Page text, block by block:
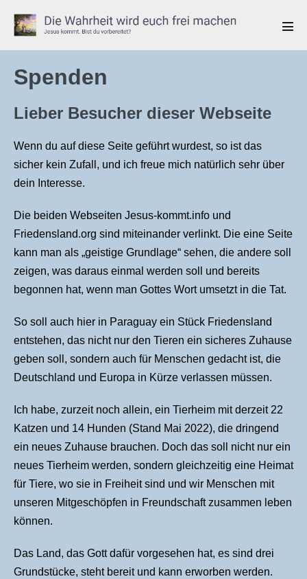
Inhalt
Spenden
Lieber Besucher dieser Webseite
Wenn du auf diese Seite geführt wurdest, so ist das
sicher kein Zufall, und ich freue mich natürlich sehr über
dein Interesse.
Die beiden Webseiten Jesus-kommt.info und
Friedensland.org sind miteinander verlinkt. Die eine Seite
kann man als „geistige Grundlage“ sehen, die andere soll
zeigen, was daraus einmal werden soll und bereits
begonnen hat, wenn man Gottes Wort umsetzt in die Tat.
So soll auch hier in Paraguay ein Stück Friedensland
entstehen, das nicht nur den Tieren ein sicheres Zuhause
geben soll, sondern auch für Menschen gedacht ist, die
Deutschland und Europa in Kürze verlassen müssen.
Ich habe, zurzeit noch allein, ein Tierheim mit derzeit 22
Katzen und 14 Hunden (Stand Mai 2022), die dringend
ein neues Zuhause brauchen. Doch das soll nicht nur ein
neues Tierheim werden, sondern gleichzeitig eine Heimat
für Tiere, wo sie in Freiheit sind und wir Menschen mit
unseren Mitgeschöpfen in Freundschaft zusammen leben
können.
Das Land, das Gott dafür vorgesehen hat, es sind drei
Grundstücke, steht bereit und kann erworben werden.